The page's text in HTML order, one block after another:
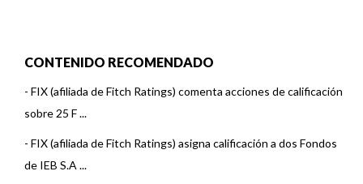
CONTENIDO RECOMENDADO
- FIX (afiliada de Fitch Ratings) comenta acciones de calificación
sobre 25 F ...
- FIX (afiliada de Fitch Ratings) asigna calificación a dos Fondos
de IEB S.A ...